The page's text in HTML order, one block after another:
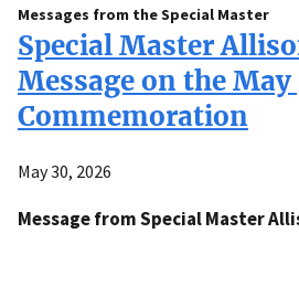
Messages from the Special Master
Special Master
Message on the
Commemoration
May 30, 2026
Message from Special Master